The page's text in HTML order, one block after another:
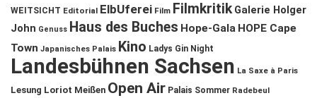
WEITSICHT Editorial ElbUferei Film Filmkritik Galerie Holger
John Genuss Haus des Buches Hope-Gala HOPE Cape
Town Japanisches Palais Kino Ladys Gin Night
Landesbühnen Sachsen La Saxe à Paris
Lesung Loriot Meißen Open Air Palais Sommer Radebeul